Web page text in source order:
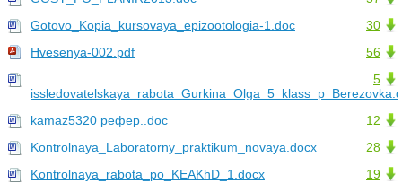
30
Gotovo_Kopia_kursovaya_epizootologia-1.doc
56
Hvesenya-002.pdf
5
12
kamaz5320 рефер..doc
28
Kontrolnaya_Laboratorny_praktikum_novaya.docx
19
Kontrolnaya_rabota_po_KEAKhD_1.docx